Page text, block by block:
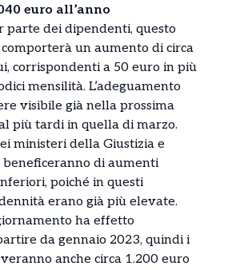
euro all’anno
parte dei dipendenti, questo
un aumento di circa
corrispondenti a 50 euro in più
mensilità. L’adeguamento
visibile già nella prossima
più tardi in quella di marzo.
ministeri della Giustizia e
beneficeranno di aumenti
poiché in questi
erano già più elevate.
ha effetto
da gennaio 2023, quindi i
anche circa 1.200 euro